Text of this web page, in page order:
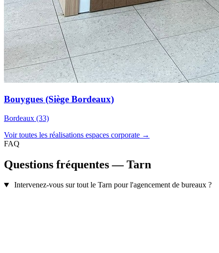
Bouygues (Siège Bordeaux)
Bordeaux (33)
Voir toutes les réalisations espaces corporate →
FAQ
Questions fréquentes — Tarn
Intervenez-vous sur tout le Tarn pour l'agencement de bureaux ?